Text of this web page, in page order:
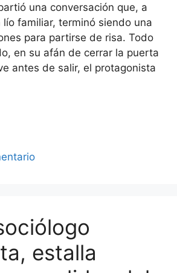
una conversación que, a
lío familiar, terminó siendo una
para partirse de risa. Todo
en su afán de cerrar la puerta
antes de salir, el protagonista
estalla